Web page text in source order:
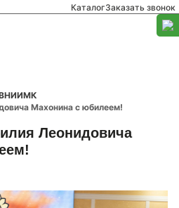
КаталогЗаказать звонок
ВНИИМК
Махонина с юбилеем!
Леонидовича